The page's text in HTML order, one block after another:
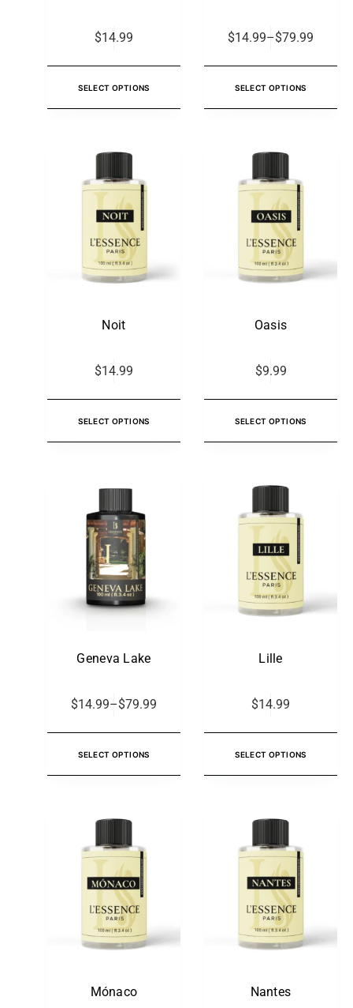
$14.99
SELECT OPTIONS
$14.99–$79.99
SELECT OPTIONS
Noit
$14.99
SELECT OPTIONS
Oasis
$9.99
SELECT OPTIONS
Geneva Lake
$14.99–$79.99
SELECT OPTIONS
Lille
$14.99
SELECT OPTIONS
Mónaco Nantes